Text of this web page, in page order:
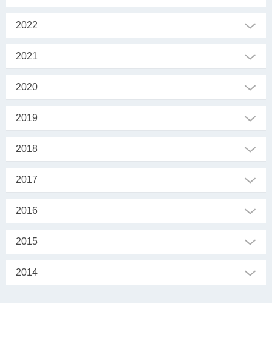
2022
2021
2020
2019
2018
2017
2016
2015
2014